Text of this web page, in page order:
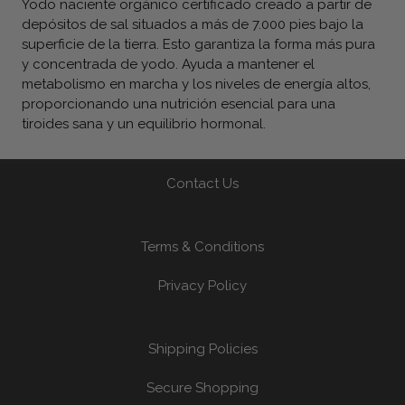
Yodo naciente orgánico certificado creado a partir de
depósitos de sal situados a más de 7.000 pies bajo la
superficie de la tierra. Esto garantiza la forma más pura
y concentrada de yodo. Ayuda a mantener el
metabolismo en marcha y los niveles de energía altos,
proporcionando una nutrición esencial para una
tiroides sana y un equilibrio hormonal.
Contact Us
Terms & Conditions
Privacy Policy
Shipping Policies
Secure Shopping